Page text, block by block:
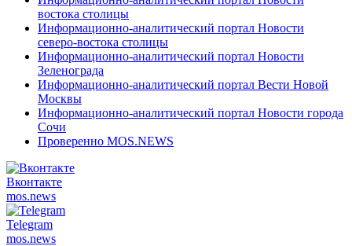
востока столицы
Информационно-аналитический портал Новости
северо-востока столицы
Информационно-аналитический портал Новости
Зеленограда
Информационно-аналитический портал Вести Новой
Москвы
Информационно-аналитический портал Новости города
Сочи
Проверенно MOS.NEWS
Вконтакте
mos.news
Telegram
mos.news